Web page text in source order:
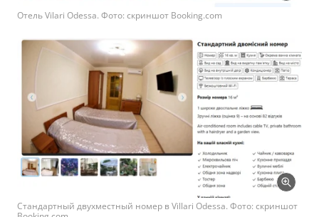
Отель Vilari Odessa. Фото: скриншот Booking.com
Стандартный двухместный номер в Villari Odessa. Фото: скриншот